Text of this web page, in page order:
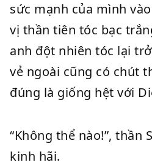
sức mạnh của mình
vị thần tiên tóc bạc
anh đột nhiên tóc lại
vẻ ngoài cũng có chút
đúng là giống hệt với
“Không thể nào!”, thần
kinh hãi.